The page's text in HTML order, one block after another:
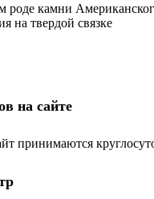
роде камни
на твердой связке
на сайте
принимаются